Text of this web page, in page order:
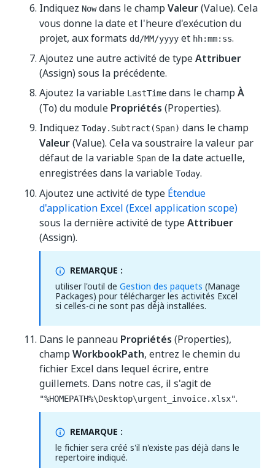
Indiquez Nowdans le champValeur(Value). Cela
vous donne la date et l'heure d'exécution du
projet, aux formats dd/MM/yyyy et hh:mm:ss.
Ajoutez une autre activité de typeAttribuer
(Assign) sous la précédente.
Ajoutez la variable LastTime dans le champÀ
(To) du module Propriétés (Properties).
Indiquez Today.Subtract(Span) dans le champ
Valeur(Value). Cela va soustraire la valeur par
défaut de la variable Span de la date actuelle,
enregistrées dans la variable Today.
Ajoutez une activité de type Étendue
d'application Excel (Excel application scope)
sous la dernière activité de typeAttribuer
(Assign).
REMARQUE :
utiliser l'outil de Gestion des paquets (Manage
Packages) pour télécharger les activités Excel
si celles-ci ne sont pas déjà installées.
Dans le panneau Propriétés (Properties),
champWorkbookPath, entrez le chemin du
fichier Excel dans lequel écrire, entre
guillemets. Dans notre cas, il s'agit de
"%HOMEPATH%\Desktop\urgent_invoice.xlsx".
REMARQUE :
le fichier sera créé s'il n'existe pas déjà dans le
repertoire indiqué.